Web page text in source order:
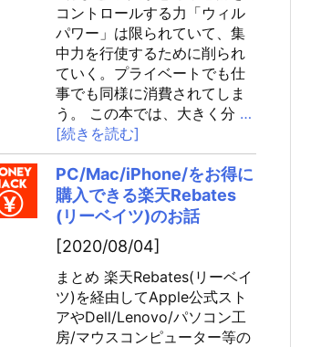
コントロールする力「ウィル
パワー」は限られていて、集
中力を行使するために削られ
ていく。プライベートでも仕
事でも同様に消費されてしま
う。 この本では、大きく分 …
[続きを読む]
PC/Mac/iPhone/をお得に
購入できる楽天Rebates
(リーベイツ)のお話
[2020/08/04]
まとめ 楽天Rebates(リーベイ
ツ)を経由してApple公式スト
アやDell/Lenovo/パソコン工
房/マウスコンピューター等の